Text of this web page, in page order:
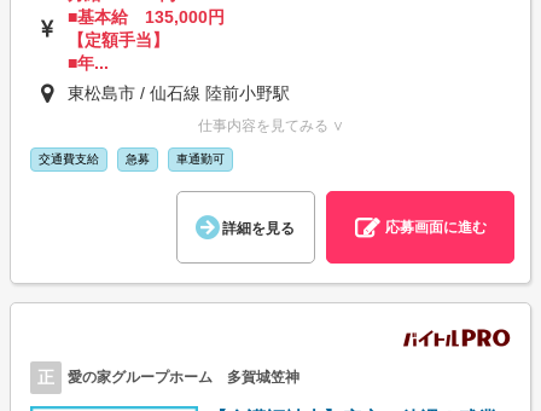
■基本給 135,000円
【定額手当】
■年...
東松島市 / 仙石線 陸前小野駅
仕事内容を見てみる ∨
交通費支給 急募 車通勤可
詳細を見る 応募画面に進む
正 愛の家グループホーム 多賀城笠神